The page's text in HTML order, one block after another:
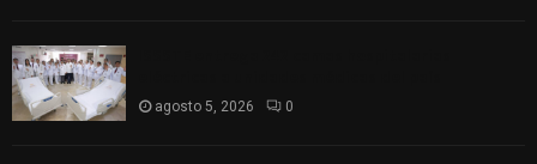
agosto 5, 2026 0